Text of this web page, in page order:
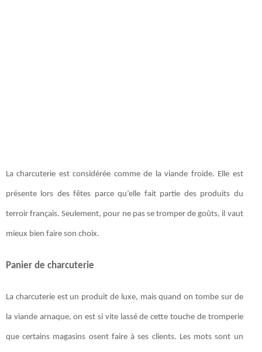
La charcuterie est considérée comme de la viande froide. Elle est
présente lors des fêtes parce qu’elle fait partie des produits du
terroir français. Seulement, pour ne pas se tromper de goûts, il vaut
mieux bien faire son choix.
Panier de charcuterie
La charcuterie est un produit de luxe, mais quand on tombe sur de
la viande arnaque, on est si vite lassé de cette touche de tromperie
que certains magasins osent faire à ses clients. Les mots sont un